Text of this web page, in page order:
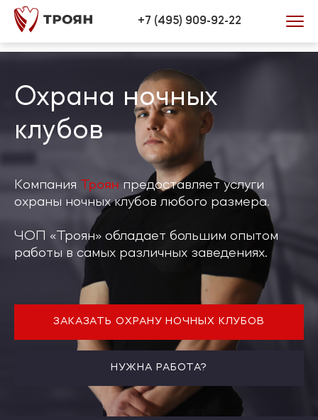
Verification: 446efd34bb0772be
+7 (495) 909-92-22
Охрана ночных
клубов
Компания Троян предоставляет услуги
охраны ночных клубов любого размера.
ЧОП «Троян» обладает большим опытом
работы в самых различных заведениях.
ЗАКАЗАТЬ ОХРАНУ НОЧНЫХ КЛУБОВ
НУЖНА РАБОТА?